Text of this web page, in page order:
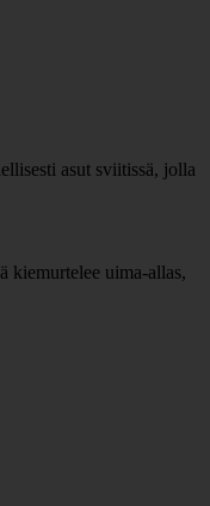
asut sviitissä, jolla
kiemurtelee uima-allas,